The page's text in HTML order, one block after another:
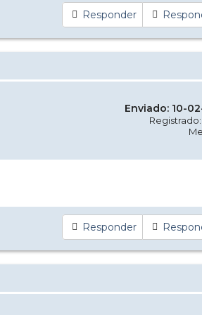
Responder
Enviado: 10-
Responder